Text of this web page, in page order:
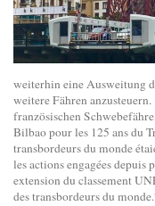
weiterhin eine Ausweitung
weitere Fähren anzusteuern.
französischen
Bilbao pour les 125 ans du
transbordeurs du monde
les actions engagées depuis
extension du classement
des transbordeurs du